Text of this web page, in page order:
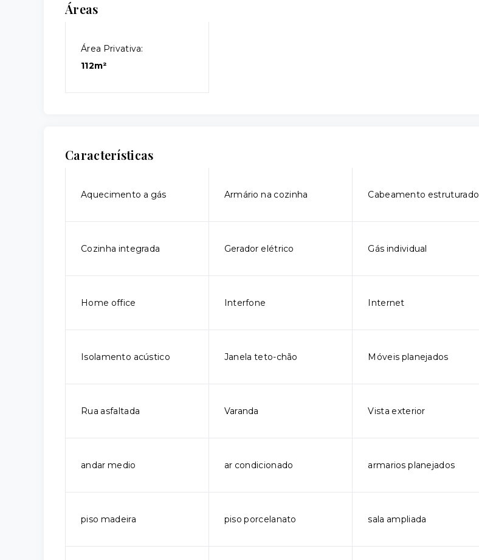
Áreas
Área Privativa:
112m²
Características
Aquecimento a gás Armário na cozinha Cabeamento estruturado
Cozinha integrada Gerador elétrico Gás individual
Home office Interfone Internet
Isolamento acústico Janela teto-chão Móveis planejados
Rua asfaltada Varanda Vista exterior
andar medio ar condicionado armarios planejados
piso madeira piso porcelanato sala ampliada